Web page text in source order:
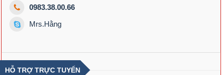
0983.38.00.66
Mrs.Hằng
HỖ TRỢ TRỰC TUYẾN